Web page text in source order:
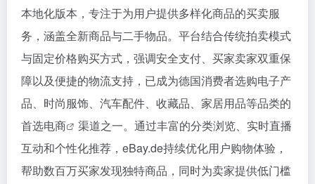
本地化版本，专注于为用户提供多样化商品的买卖服
务，涵盖全新商品与二手物品。平台结合传统拍卖模式
与固定价格购买方式，强调安全支付、买家卖家双重保
障以及便捷的物流支持，已成为德国消费者选购电子产
品、时尚服饰、汽车配件、收藏品、家居用品等品类的
首选电商
渠道之一。通过丰富的分类浏览、实时直播
互动和个性化推荐，eBay.de持续优化用户购物体验，
帮助数百万买家发现独特商品，同时为卖家提供低门槛